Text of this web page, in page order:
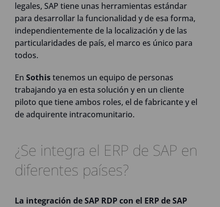
legales, SAP tiene unas herramientas estándar
para desarrollar la funcionalidad y de esa forma,
independientemente de la localización y de las
particularidades de país, el marco es único para
todos.
En Sothistenemos un equipo de personas
trabajando ya en esta solución y en un cliente
piloto que tiene ambos roles, el de fabricante y el
de adquirente intracomunitario.
¿Se integra el ERP de SAP en
diferentes países?
La integración de SAP RDP con el ERP de SAP